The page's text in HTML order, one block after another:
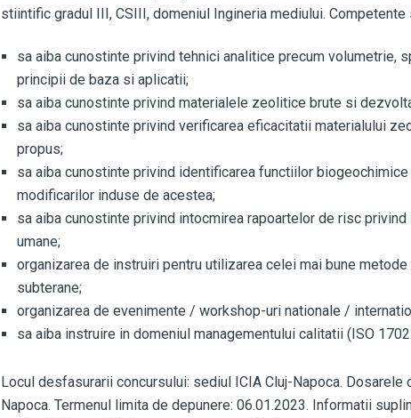
stiintific gradul III, CSIII, domeniul Ingineria mediului. Competente
sa aiba cunostinte privind tehnici analitice precum volumetrie,
principii de baza si aplicatii;
sa aiba cunostinte privind materialele zeolitice brute si
sa aiba cunostinte privind verificarea eficacitatii materialului
propus;
sa aiba cunostinte privind identificarea functiilor
modificarilor induse de acestea;
sa aiba cunostinte privind intocmirea rapoartelor de risc
umane;
organizarea de instruiri pentru utilizarea celei mai bune
subterane;
organizarea de evenimente / workshop-uri nationale /
sa aiba instruire in domeniul managementului calitatii (ISO
Locul desfasurarii concursului: sediul ICIA Cluj-Napoca.
Napoca. Termenul limita de depunere: 06.01.2023. Informatii